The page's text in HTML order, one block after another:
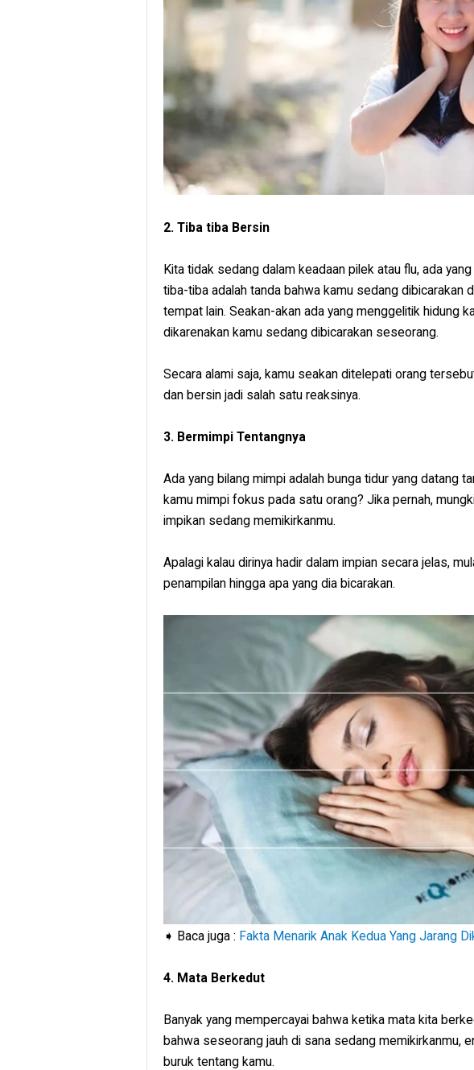
2. Tiba tiba Bersin
Kita tidak sedang dalam keadaan pilek atau flu, ada
tiba-tiba adalah tanda bahwa kamu sedang dibicarakan
tempat lain. Seakan-akan ada yang menggelitik hidung
dikarenakan kamu sedang dibicarakan seseorang.
Secara alami saja, kamu seakan ditelepati orang
dan bersin jadi salah satu reaksinya.
3. Bermimpi Tentangnya
Ada yang bilang mimpi adalah bunga tidur yang datang
kamu mimpi fokus pada satu orang? Jika pernah,
impikan sedang memikirkanmu.
Apalagi kalau dirinya hadir dalam impian secara jelas,
penampilan hingga apa yang dia bicarakan.
➧ Baca juga : Fakta Menarik Anak Kedua Yang Jarang
4. Mata Berkedut
Banyak yang mempercayai bahwa ketika mata kita
bahwa seseorang jauh di sana sedang memikirkanmu,
buruk tentang kamu.